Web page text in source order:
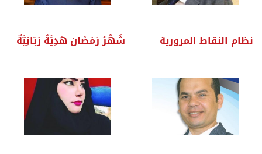
نظام النقاط المرورية شَهْرُ رَمَضَان هَدِيَّةٌ رَبّانِيَّةٌ